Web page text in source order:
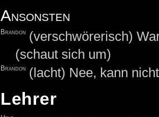
Ansonsten
Brandon (verschwörerisch)
(schaut sich um)
Brandon (lacht) Nee, kann
Lehrer